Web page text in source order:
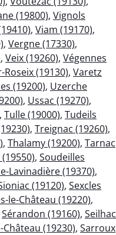
(19800), Vignols
, Viam (19170),
, Vergne (17330),
, Veix (19260), Végennes
Roseix (19130), Varetz
(19200), Uzerche
, Ussac (19270),
, Tulle (19000), Tudeils
, Treignac (19260),
, Thalamy (19200), Tarnac
, Soudeilles
Lavinadière (19370),
(19120), Sexcles
le-Château (19220),
Sérandon (19160), Seilhac
Château (19230), Sarroux